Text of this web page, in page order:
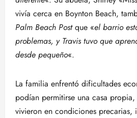
vivía cerca en Boynton Beach,
Palm Beach Postque «el barrio
problemas, y Travis tuvo que
desde pequeño«.
La familia enfrentó dificultades
podían permitirse una casa
vivieron en condiciones precarias,